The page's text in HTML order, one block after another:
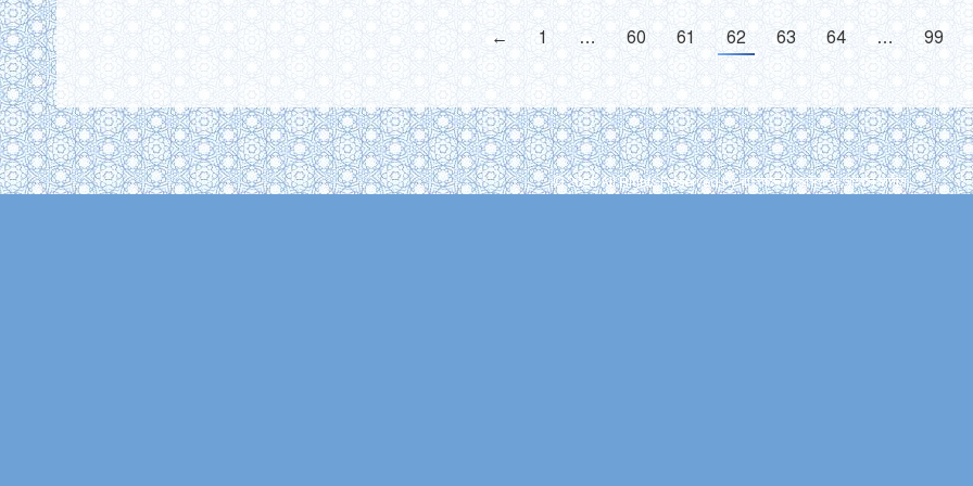
← 1 … 60 61 62 63 64 … 99
© 2026 All Rights Reserved by বাংলাদেশ জমঈয়তে আহলে হাদীস